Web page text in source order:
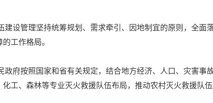
建设管理坚持统筹规划、需求牵引、因地制宜的原则，全面
工作格局。
政府按照国家和省有关规定，结合地方经济、人口、灾害事
工、森林等专业灭火救援队伍布局，推动农村灭火救援队